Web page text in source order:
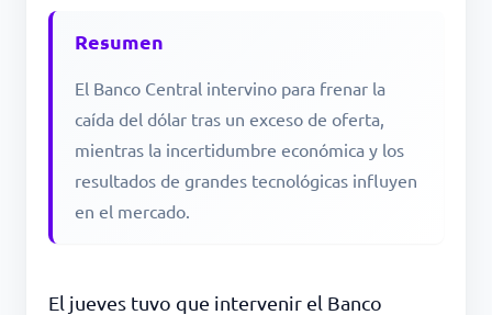
Resumen
El Banco Central intervino para frenar la
caída del dólar tras un exceso de oferta,
mientras la incertidumbre económica y los
resultados de grandes tecnológicas influyen
en el mercado.
El jueves tuvo que intervenir el Banco